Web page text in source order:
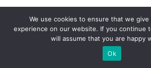
We use cookies to ensure that we
experience on our website. If you continue
will assume that you are happy
Ok